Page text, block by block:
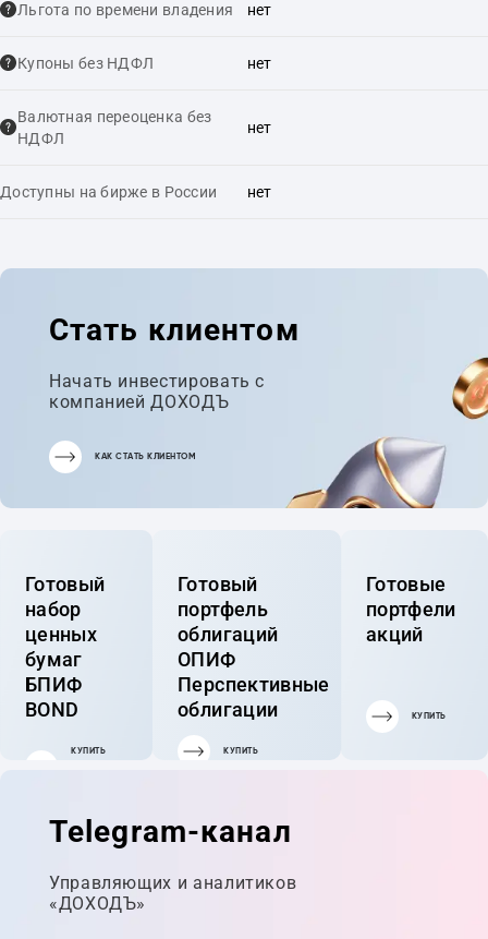
Льгота по времени владения нет
Купоны без НДФЛ нет
Валютная переоценка без
НДФЛ
нет
Доступны на бирже в России нет
Стать клиентом
Начать инвестировать с
компанией ДОХОДЪ
КАК СТАТЬ КЛИЕНТОМ
Готовый
набор
ценных
бумаг
БПИФ
BOND
КУПИТЬ
Готовый
портфель
облигаций
ОПИФ
Перспективные
облигации
КУПИТЬ
Готовые
портфели
акций
КУПИТЬ
Telegram-канал
Управляющих и аналитиков
«ДОХОДЪ»